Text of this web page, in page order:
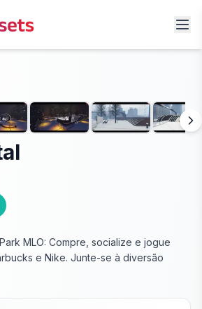
MLO: Compre, socialize e jogue
e Nike. Junte-se à diversão